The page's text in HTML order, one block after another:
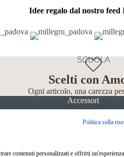
SCUOLA
Idee regalo dal nostro feed
Scelti con
Ogni articolo, una carezza
Accessori
Politica sulla
contenuti personalizzati e offrirti